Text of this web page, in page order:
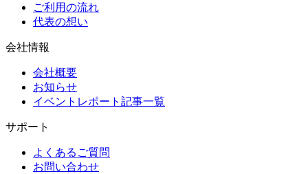
ご利用の流れ
代表の想い
会社情報
会社概要
お知らせ
イベントレポート記事一覧
サポート
よくあるご質問
お問い合わせ